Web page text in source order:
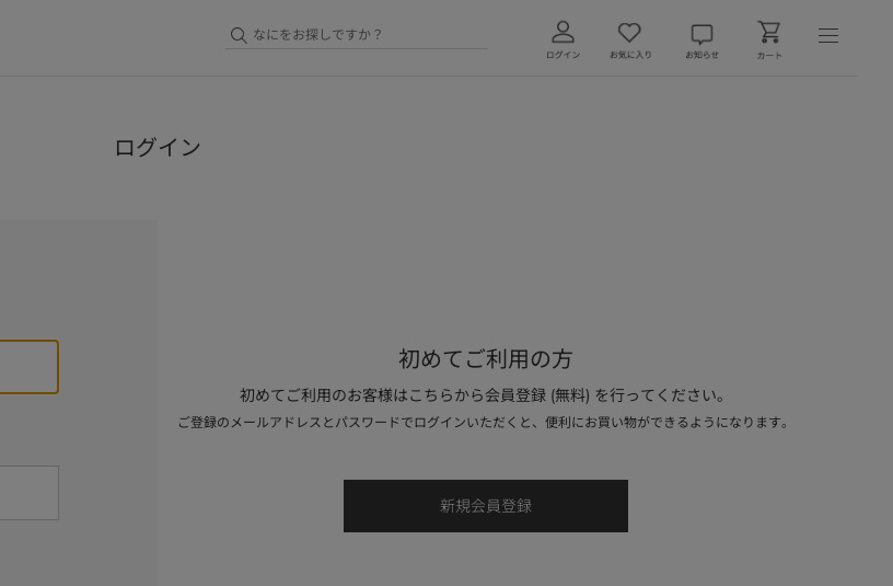
ログイン
初めてご利用の方
初めてご利用のお客様はこちらから会員登録 (無料) を行ってください。
ご登録のメールアドレスとパスワードでログインいただくと、便利にお買い物ができるようになります。